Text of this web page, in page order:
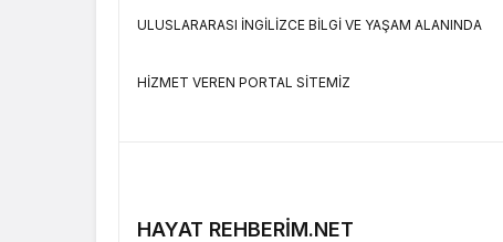
ULUSLARARASI İNGİLİZCE BİLGİ VE YAŞAM ALANINDA
HİZMET VEREN PORTAL SİTEMİZ
HAYAT REHBERİM.NET